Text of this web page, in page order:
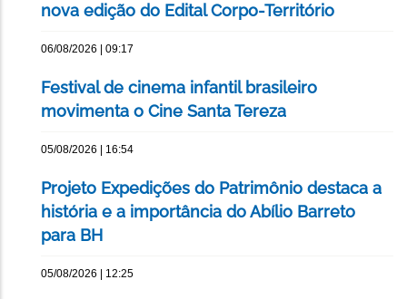
nova edição do Edital Corpo-Território
06/08/2026 | 09:17
Festival de cinema infantil brasileiro
movimenta o Cine Santa Tereza
05/08/2026 | 16:54
Projeto Expedições do Patrimônio destaca a
história e a importância do Abílio Barreto
para BH
05/08/2026 | 12:25